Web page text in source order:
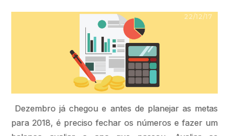
22/12/17
Dezembro já chegou e antes de planejar as metas
para 2018, é preciso fechar os números e fazer um